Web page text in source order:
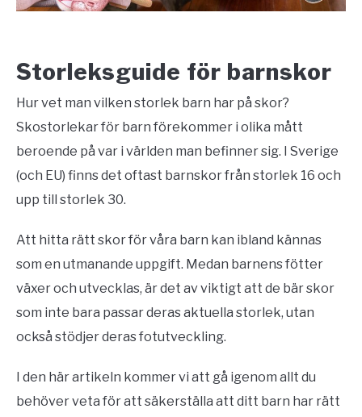
Storleksguide för barnskor
Hur vet man vilken storlek barn har på skor?
Skostorlekar för barn förekommer i olika mått
beroende på var i världen man befinner sig. I Sverige
(och EU) finns det oftast barnskor från storlek 16 och
upp till storlek 30.
Att hitta rätt skor för våra barn kan ibland kännas
som en utmanande uppgift. Medan barnens fötter
växer och utvecklas, är det av viktigt att de bär skor
som inte bara passar deras aktuella storlek, utan
också stödjer deras fotutveckling.
I den här artikeln kommer vi att gå igenom allt du
behöver veta för att säkerställa att ditt barn har rätt